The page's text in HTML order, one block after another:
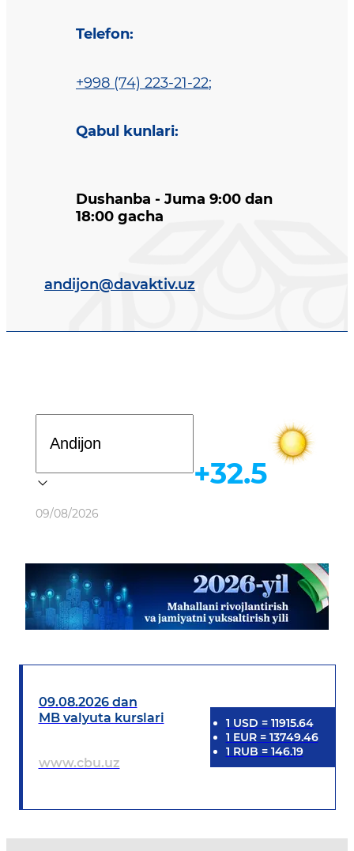
Telefon:
+998 (74) 223-21-22;
Qabul kunlari:
Dushanba - Juma 9:00 dan
18:00 gacha
andijon@davaktiv.uz
Ob-havo
09/08/2026
+32.5
09.08.2026 dan
MB valyuta kurslari
www.cbu.uz
1 USD = 11915.64
1 EUR= 13749.46
1 RUB = 146.19